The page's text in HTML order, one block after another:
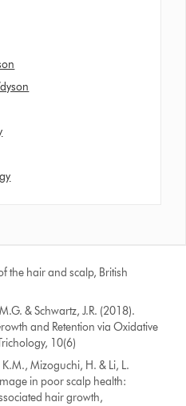
the hair and scalp, British
& Schwartz, J.R. (2018).
and Retention via Oxidative
10(6)
K.M., Mizoguchi, H. & Li, L.
in poor scalp health:
hair growth,